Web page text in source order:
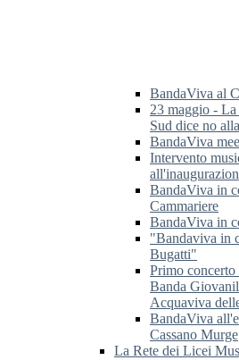
BandaViva al
23 maggio -
Sud dice no
BandaViva
Intervento
BandaViva in
Cammariere
BandaViva in
"Bandaviva in
Bugatti"
Primo
Banda
Acquaviva
BandaViva
Cassano Murge
La Rete dei Licei